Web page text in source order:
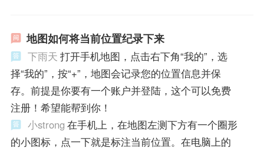
地图如何将当前位置纪录下来
下雨天 打开手机地图，点击右下角“我的”，选
择“我的”，按“+”，地图会记录您的位置信息并保
存。前提是你要有一个账户并登陆，这个可以免费
注册！希望能帮到你！
小strong 在手机上，在地图左测下方有一个圈形
的小图标，点一下就是标注当前位置。在电脑上的